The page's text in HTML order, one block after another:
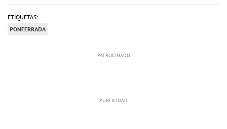
ETIQUETAS:
PONFERRADA